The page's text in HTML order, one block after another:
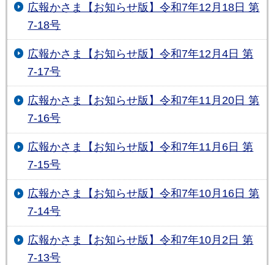
広報かさま【お知らせ版】令和7年12月18日 第
7-18号
広報かさま【お知らせ版】令和7年12月4日 第
7-17号
広報かさま【お知らせ版】令和7年11月20日 第
7-16号
広報かさま【お知らせ版】令和7年11月6日 第
7-15号
広報かさま【お知らせ版】令和7年10月16日 第
7-14号
広報かさま【お知らせ版】令和7年10月2日 第
7-13号